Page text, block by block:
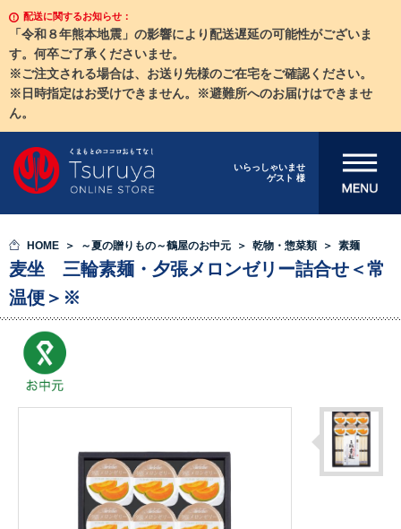
配送に関するお知らせ：
「令和８年熊本地震」の影響により配送遅延の可能性がございま
す。何卒ご了承くださいませ。
※ご注文される場合は、お送り先様のご在宅をご確認ください。
※日時指定はお受けできません。※避難所へのお届けはできませ
ん。
いらっしゃいませ
ゲスト 様
メニューを開
HOME ～夏の贈りもの～鶴屋のお中元 乾物・惣菜類 素麺
麦坐 三輪素麺・夕張メロンゼリー詰合せ＜常
温便＞※